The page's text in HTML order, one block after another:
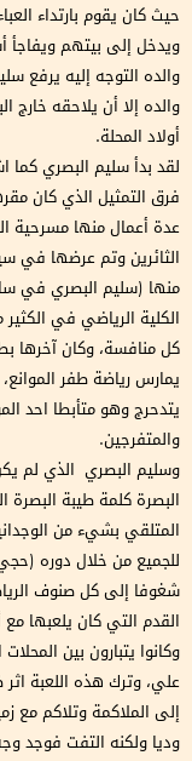
حيث كان يقوم بارتداء
ويدخل إلى بيتهم ويفاجأ
والده التوجه إليه يرفع
والده إلا أن يلاحقه
أولاد المحلة.
فرق التمثيل الذي كان
عدة أعمال منها مسرحية
الثائرين وتم عرضها في
منها (سليم البصري في
الكلية الرياضي في
كل منافسة، وكان آخرها
يمارس رياضة طفر
يتدحرج وهو متأبطا احد
والمتفرجين.
وسليم البصري الذي لم
البصرة كلمة طيبة البصرة
المتلقي بشيء من
للجميع من خلال دوره
شغوفا إلى كل صنوف
القدم التي كان يلعبها
وكانوا يتبارون بين
علي، وترك هذه اللعبة
إلى الملاكمة وتلاكم مع
وديا ولكنه التفت فوجد